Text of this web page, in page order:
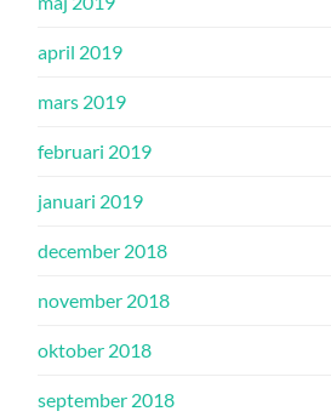
april 2019
mars 2019
februari 2019
januari 2019
december 2018
november 2018
oktober 2018
september 2018